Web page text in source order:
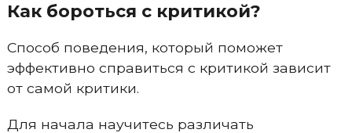
Как бороться с критикой?
Способ поведения, который поможет
эффективно справиться с критикой зависит
от самой критики.
Для начала научитесь различать